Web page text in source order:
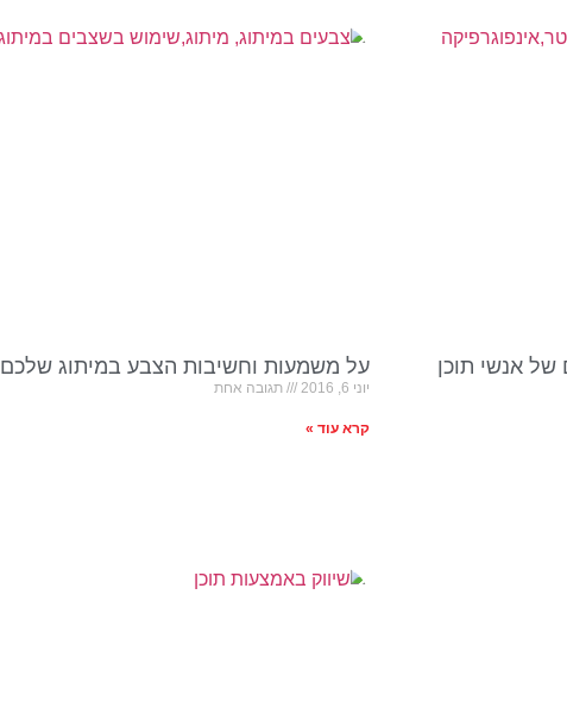
של אנשי תוכן
על משמעות וחשיבות הצבע במיתוג שלכם
יוני 6, 2016 תגובה אחת
קרא עוד »